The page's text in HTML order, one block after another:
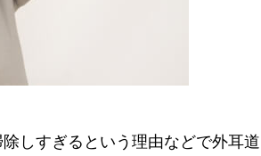
しすぎるという理由などで外耳道